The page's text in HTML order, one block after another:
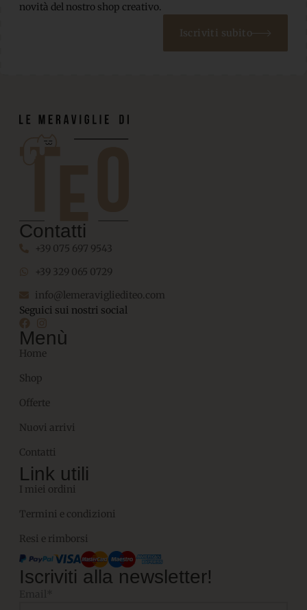
novità del nostro shop creativo.
Iscriviti subito
Contatti
+39 075 697 9543
+39 329 065 0729
info@lemeravigliediteo.com
Seguici sui nostri social
Menù
Home
Shop
Offerte
Nuovi arrivi
Contatti
Link utili
I miei ordini
Termini e condizioni
Resi e rimborsi
Iscriviti alla newsletter!